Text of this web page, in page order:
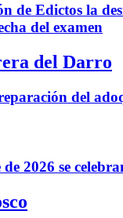
de Edictos la
del examen
del Darro
del
2026 se